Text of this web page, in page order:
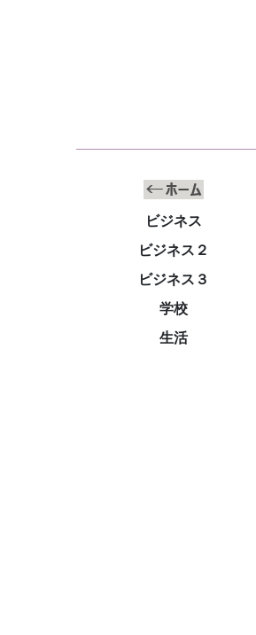
ビジネス
ビジネス２
ビジネス３
学校
生活